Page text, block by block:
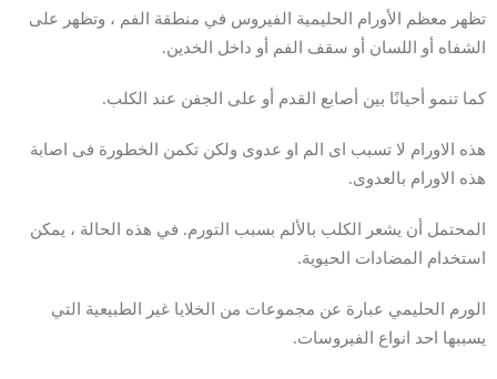
تظهر معظم الأورام الحليمية الفيروس في منطقة الفم ، وتظهر على
الشفاه أو اللسان أو سقف الفم أو داخل الخدين.
كما تنمو أحيانًا بين أصابع القدم أو على الجفن عند الكلب.
هذه الاورام لا تسبب اى الم او عدوى ولكن تكمن الخطورة فى اصابة
هذه الاورام بالعدوى.
المحتمل أن يشعر الكلب بالألم بسبب التورم. في هذه الحالة ، يمكن
استخدام المضادات الحيوية.
الورم الحليمي عبارة عن مجموعات من الخلايا غير الطبيعية التي
يسببها احد انواع الفيروسات.